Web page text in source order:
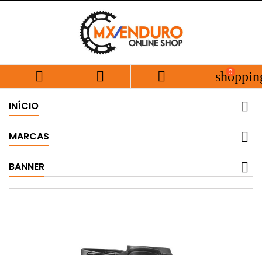
   0
INÍCIO
MARCAS
BANNER